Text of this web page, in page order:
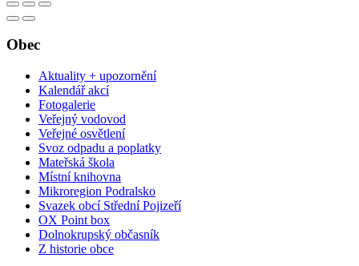
Obec
Aktuality + upozornění
Kalendář akcí
Fotogalerie
Veřejný vodovod
Veřejné osvětlení
Svoz odpadu a poplatky
Mateřská škola
Místní knihovna
Mikroregion Podralsko
Svazek obcí Střední Pojizeří
OX Point box
Dolnokrupský občasník
Z historie obce